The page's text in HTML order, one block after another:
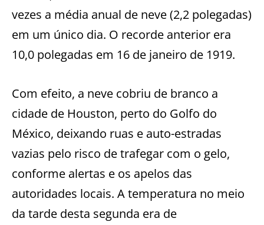
vezes a média anual de neve (2,2 polegadas)
em um único dia. O recorde anterior era
10,0 polegadas em 16 de janeiro de 1919.
Com efeito, a neve cobriu de branco a
cidade de Houston, perto do Golfo do
México, deixando ruas e auto-estradas
vazias pelo risco de trafegar com o gelo,
conforme alertas e os apelos das
autoridades locais. A temperatura no meio
da tarde desta segunda era de